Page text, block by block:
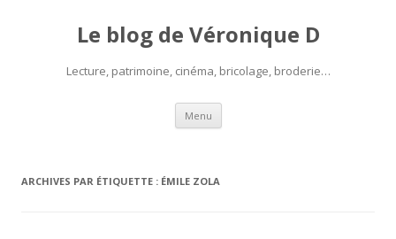
Le blog de Véronique D
Lecture, patrimoine, cinéma, bricolage, broderie…
Menu Aller
contenu
ARCHIVES PAR ÉTIQUETTE : ÉMILE ZOLA